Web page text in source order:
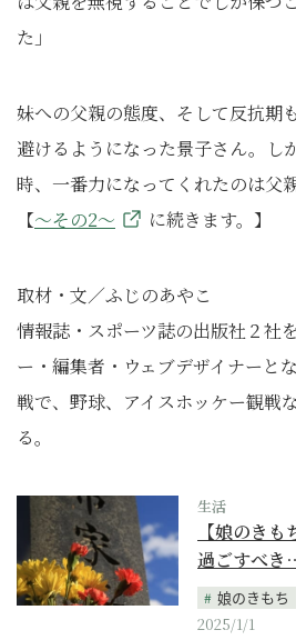
た」
妹への父親の態度、そして反抗期
避けるようになった景子さん。し
時、一番力になってくれたのは父
【～その2～ に続きます。】
取材・文／ふじのあやこ
情報誌・スポーツ誌の出版社２社
ー・編集者・ウェブデザイナーと
戦で、野球、アイスホッケー観戦
る。
生活
【娘のき
過ごすべき
娘のきもち
2025/1/1